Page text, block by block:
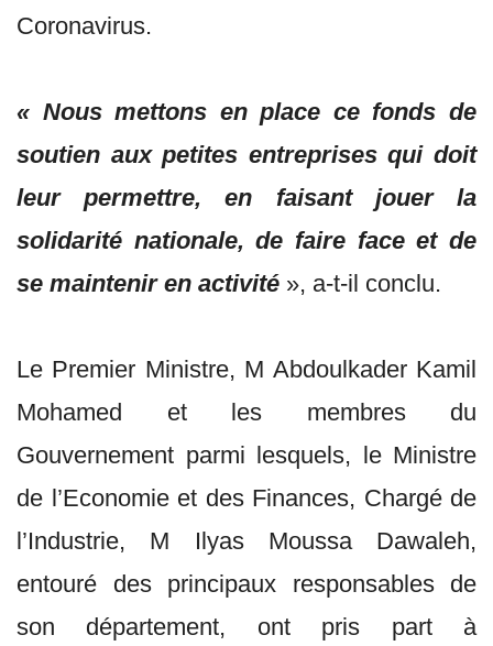
Coronavirus.
« Nous mettons en place ce fonds de
soutien aux petites entreprises qui doit
leur permettre, en faisant jouer la
solidarité nationale, de faire face et de
se maintenir en activité », a-t-il conclu.
Le Premier Ministre, M Abdoulkader Kamil
Mohamed et les membres du
Gouvernement parmi lesquels, le Ministre
de l’Economie et des Finances, Chargé de
l’Industrie, M Ilyas Moussa Dawaleh,
entouré des principaux responsables de
son département, ont pris part à